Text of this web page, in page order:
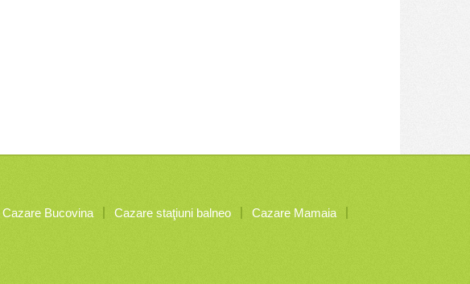
Cazare Bucovina Cazare staţiuni balneo
Cazare Mamaia